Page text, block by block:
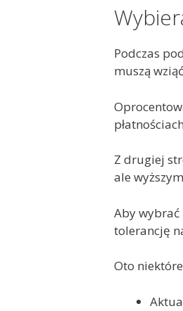
Podczas
muszą
Z drugiej
ale
Aby wybrać
tolerancję
Oto